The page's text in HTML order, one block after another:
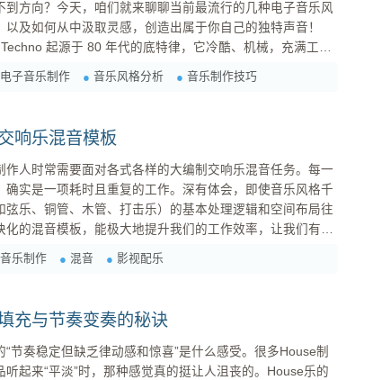
方向？今天，咱们就来聊聊当前最流行的几种电子音乐风
及如何从中汲取灵感，创造出属于你自己的独特声音！
人忍不住想要舞动。Techno 的核心在于重复的节奏、强劲
电子音乐制作 音乐风格分析 音乐制作技巧
响乐混音模板
人时常需要面对各式各样的大编制交响乐混音任务。每一
实是一项耗时且重复的工作。深有体会，即使音乐风格千
乐、铜管、木管、打击乐）的基本处理逻辑和空间布局往
的混音模板，能极大地提升我们的工作效率，让我们有更
升效率： 最直
可开始导入音轨进行...
音乐制作 混音 影视配乐
充与节奏变奏的秘诀
节奏稳定但缺乏律动感和惊喜”是什么感受。很多House制
起来“平淡”时，那种感觉真的挺让人沮丧的。House乐的